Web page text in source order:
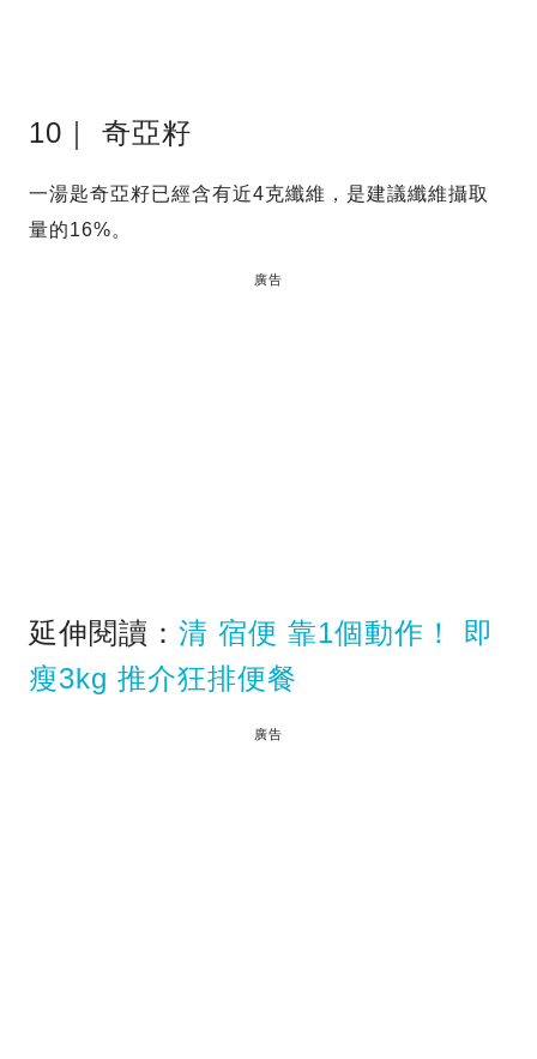
10｜ 奇亞籽
一湯匙奇亞籽已經含有近4克纖維，是建議纖維攝取
量的16%。
廣告
延伸閱讀： 清 宿便 靠1個動作！ 即
瘦3kg 推介狂排便餐
廣告